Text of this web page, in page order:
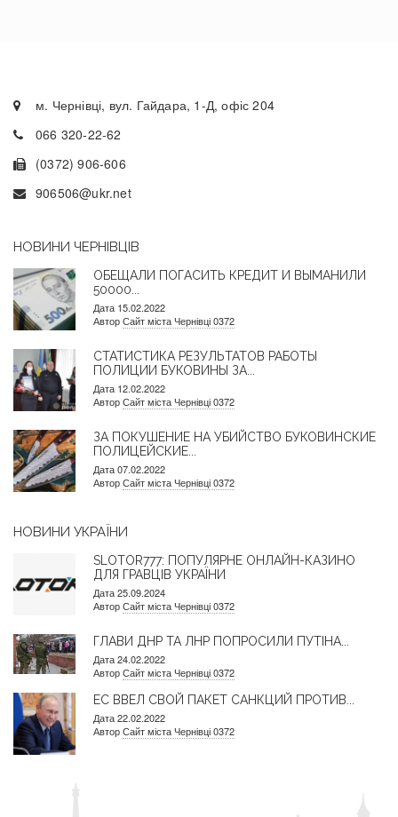
м. Чернівці, вул. Гайдара, 1-Д, офіс 204
066 320-22-62
(0372) 906-606
906506@ukr.net
НОВИНИ ЧЕРНІВЦІВ
ОБЕЩАЛИ ПОГАСИТЬ КРЕДИТ И ВЫМАНИЛИ
50000...
Дата 15.02.2022
АвторСайт міста Чернівці 0372
СТАТИСТИКА РЕЗУЛЬТАТОВ РАБОТЫ
ПОЛИЦИИ БУКОВИНЫ ЗА...
Дата 12.02.2022
АвторСайт міста Чернівці 0372
ЗА ПОКУШЕНИЕ НА УБИЙСТВО БУКОВИНСКИЕ
ПОЛИЦЕЙСКИЕ...
Дата 07.02.2022
АвторСайт міста Чернівці 0372
НОВИНИ УКРАЇНИ
SLOTOR777: ПОПУЛЯРНЕ ОНЛАЙН-КАЗИНО
ДЛЯ ГРАВЦІВ УКРАЇНИ
Дата 25.09.2024
АвторСайт міста Чернівці 0372
ГЛАВИ ДНР ТА ЛНР ПОПРОСИЛИ ПУТІНА...
Дата 24.02.2022
АвторСайт міста Чернівці 0372
ЕС ВВЕЛ СВОЙ ПАКЕТ САНКЦИЙ ПРОТИВ...
Дата 22.02.2022
АвторСайт міста Чернівці 0372